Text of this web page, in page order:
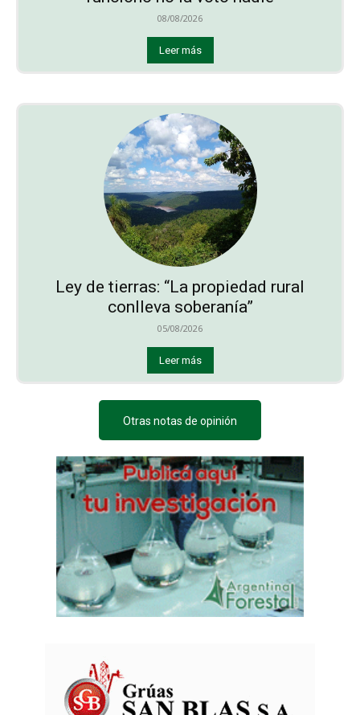
08/08/2026
Leer más
Ley de tierras: “La propiedad rural
conlleva soberanía”
05/08/2026
Leer más
Otras notas de opinión